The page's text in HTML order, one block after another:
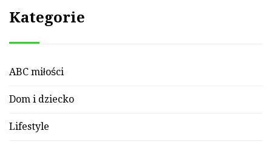
Kategorie
Lifestyle